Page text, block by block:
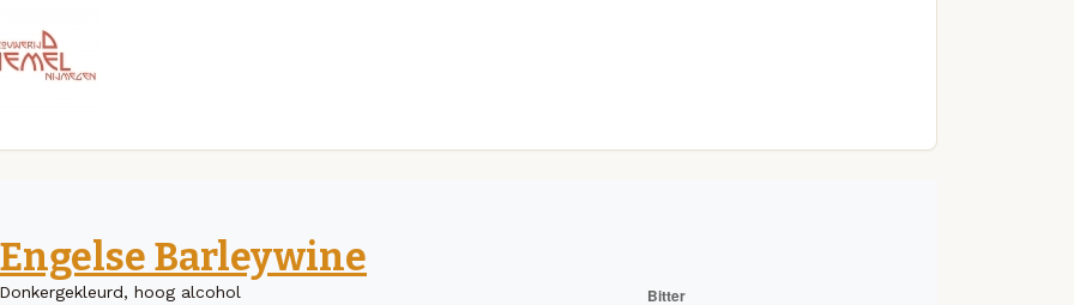
Engelse Barleywine
Donkergekleurd, hoog alcohol